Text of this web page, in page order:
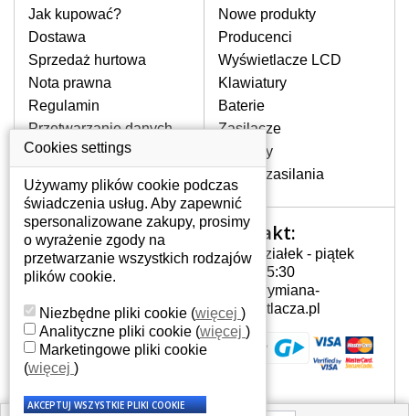
pomocy wyszukiwarki. Wystarczy znać
model laptopa. Przy każdej klawiaturze
nie może brakować szczególowe zdjęcie
do aktualnego stanu naszego magazynu.
W JAKI SPOSÓB MOŻE SIĘ
PRZEJAWIAĆ USTERKA
Częstymi objawami są pomijanie liter
czy wyświetlanie innych liter oraz
dublowanie tych samych znaków. W
przypadku podlicia klawisze nie
powrócą do pierwotnej pozycji. Albo
też uszkodzenie mechaniczne, np.
JAK TO DZIAŁA?
Klawiatura składa się z kilku
warstw folii, z których przewodzą
przewodzące warstwy.
Jak kupować?
Dostawa
Sprzedaż hurtowa
Nota prawna
Regulamin
Przetwarzanie danych
osobowych
Gdzie nas znajdziesz
Nowe produkty
Producenci
Wyświetlacze LCD
Klawiatury
Baterie
Zasilacze
Zawiasy
Złącza zasilania
Twoje konto
Twoje konto
Dane osobowe
Adresy
Historia zamówień
Kontakt:
Poniedziałek - piątek
7:00 - 15:30
info@wymiana-
wyswietlacza.pl
Cookies settings
Używamy plików cookie podczas
świadczenia usług. Aby zapewnić
spersonalizowane zakupy, prosimy
o wyrażenie zgody na
przetwarzanie wszystkich rodzajów
plików cookie.
Niezbędne pliki cookie (więcej )
Analityczne pliki cookie (więcej )
Marketingowe pliki cookie
(więcej )